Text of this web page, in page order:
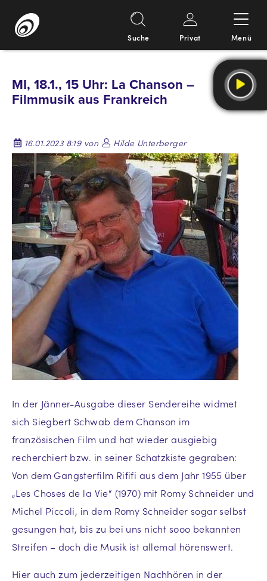
Inhalt
Suche Privat Menü
MI, 18.1., 15 Uhr: La Chanson –
Filmmusik aus Frankreich
16.01.2023 8:19 von Hilde Unterberger
In der Jänner-Ausgabe dieser Sendereihe widmet
sich Siegbert Schwab dem Chanson im
französischen Film und hat wieder ausgiebig
recherchiert bzw. in seiner Schatzkiste gegraben:
Von dem Gangsterfilm Rififi aus dem Jahr 1955 über
„Les Choses de la Vie“ (1970) mit Romy Schneider und
Michel Piccoli, in dem Romy Schneider sogar selbst
gesungen hat, bis zu bei uns nicht sooo bekannten
Streifen – doch die Musik ist allemal hörenswert.
Hier auch zum jederzeitigen Nachhören in der